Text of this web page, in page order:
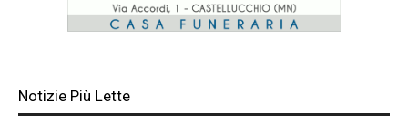
Notizie Più Lette